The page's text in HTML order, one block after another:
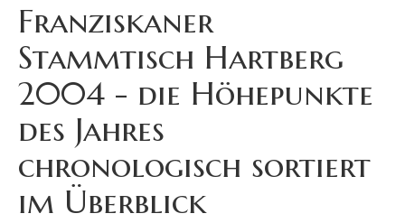
Franziskaner
Stammtisch Hartberg
2004 - die Höhepunkte
des Jahres
chronologisch sortiert
im Überblick